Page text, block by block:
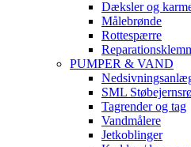
Dæksler og
Målebrønde
Rottespærre
PUMPER & VAND
SML
Tagrender og tag
Vandmålere
Jetkoblinger